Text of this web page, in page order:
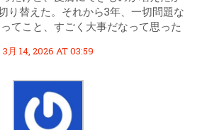
り替えた。それから3年、一切問題な
てこと、すごく大事だなって思った
3月 14, 2026 AT 03:59